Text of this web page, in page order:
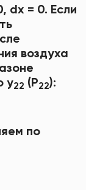
dx = 0. Если
воздуха
у22 (Р22):
по